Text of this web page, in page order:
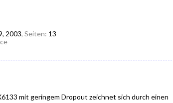
2003, Seiten: 13
mit geringem Dropout zeichnet sich durch einen